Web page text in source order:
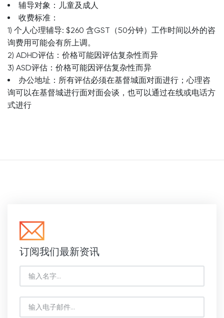
辅导对象：儿童及成人
收费标准：
1) 个人心理辅导: $260 含GST（50分钟）工作时间以外的咨
询费用可能会有所上调。
2) ADHD评估：价格可能因评估复杂性而异
3) ASD评估：价格可能因评估复杂性而异
办公地址：所有评估必须在基督城面对面进行；心理咨
询可以在基督城进行面对面会谈，也可以通过在线或电话方
式进行
订阅我们最新资讯